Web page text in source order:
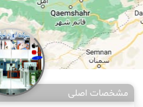
مشخصات اصلی